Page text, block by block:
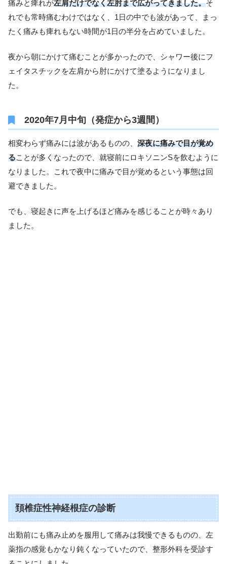
痛みと痺れが左肩だけでなく左肘まで広がってきました。そ
れでも常時痛むわけではなく、1日の中でも波があって、まっ
たく痛みも痺れもない時間が1日の半分を占めていました。
夜から朝にかけて痛むことが多かったので、シャワー後にフ
ェイタスチックを左肩から肘にかけて塗るようになりまし
た。
2020年7月中旬（発症から3週間）
相変わらず痛みには波があるものの、 深夜に痛みで目が覚め
ることが多くなったので、就寝前にロキソニンSを飲むように
なりました。これで夜中に痛みで目が覚めるという事態は回
避できました。
でも、寝起きに声を上げるほど痛みを感じることが時々あり
ました。
頚椎症性神経根症の診断
出勤前にも痛み止めを服用して痛みは我慢できるものの、左
薬指の感覚もかなり鈍くなっていたので、整形外科を受診す